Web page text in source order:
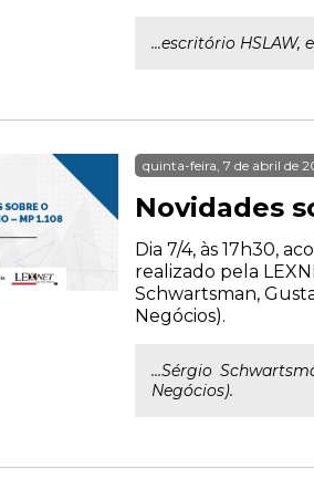
...escritório HSLAW,
quinta-feira, 7 de abril de
Novidades
Dia 7/4, às 17h30,
realizado pela
Schwartsman,
Negócios).
...Sérgio
Negócios).